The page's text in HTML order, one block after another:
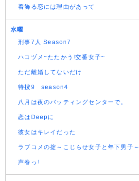
着飾る恋には理由があって
水曜
刑事7人 Season7
ハコヅメ~たたかう!交番女子~
ただ離婚してないだけ
特捜9 season4
八月は夜のバッティングセンターで。
恋はDeepに
彼女はキレイだった
ラブコメの掟～こじらせ女子と年下男子～
声春っ!